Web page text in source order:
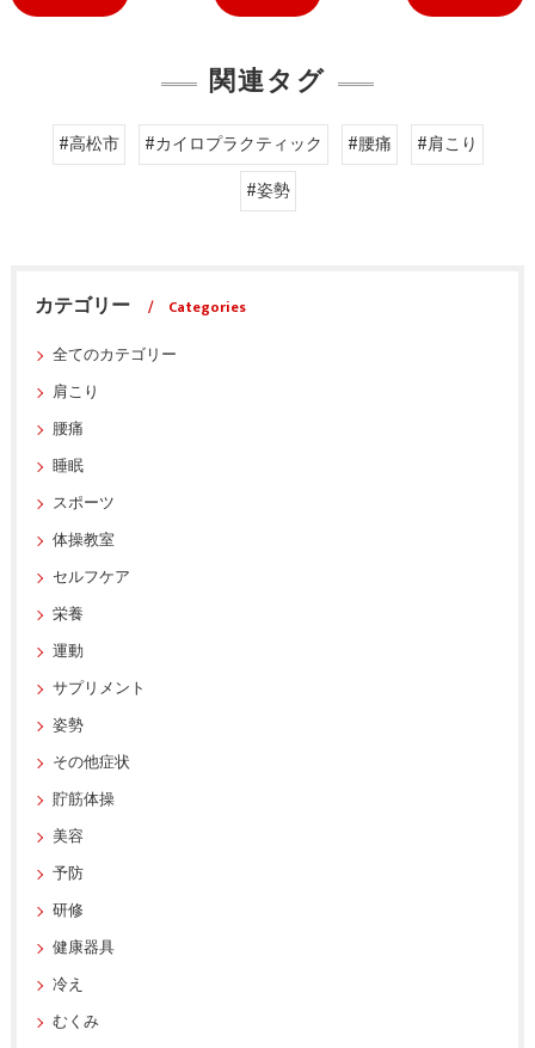
関連タグ
#高松市 #カイロプラクティック #腰痛
#肩こり
#姿勢
カテゴリー
Categories
全てのカテゴリー
肩こり
腰痛
睡眠
スポーツ
体操教室
セルフケア
栄養
運動
サプリメント
姿勢
その他症状
貯筋体操
美容
予防
研修
健康器具
冷え
むくみ